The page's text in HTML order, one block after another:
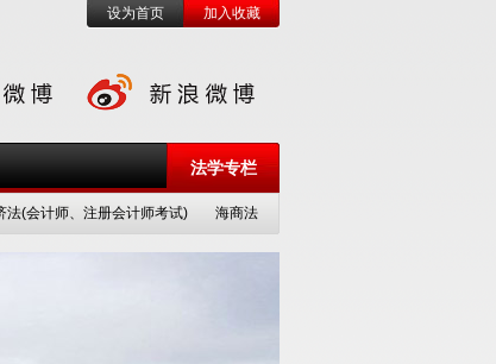
设为首页 加入收藏
法学专栏
法(会计师、注册会计师考试) 海商法